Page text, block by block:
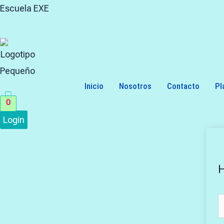
Skip
content
Escuela EXE
Inicio Nosotros Contacto
0
Login
Search